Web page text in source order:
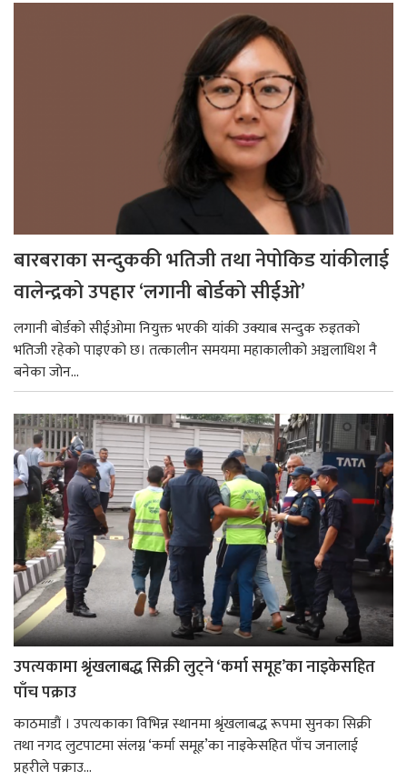
बारबराका सन्दुककी भतिजी तथा नेपोकिड यांकीलाई
वालेन्द्रको उपहार ‘लगानी बोर्डको सीईओ’
लगानी बोर्डको सीईओमा नियुक्त भएकी यांकी उक्याब सन्दुक रुइतको
भतिजी रहेको पाइएको छ। तत्कालीन समयमा महाकालीको अञ्चलाधिश नै
बनेका जोन...
उपत्यकामा श्रृंखलाबद्ध सिक्री लुट्ने ‘कर्मा समूह’का नाइकेसहित
पाँच पक्राउ
काठमाडौं । उपत्यकाका विभिन्न स्थानमा श्रृंखलाबद्ध रूपमा सुनका सिक्री
तथा नगद लुटपाटमा संलग्न ‘कर्मा समूह’का नाइकेसहित पाँच जनालाई
प्रहरीले पक्राउ...